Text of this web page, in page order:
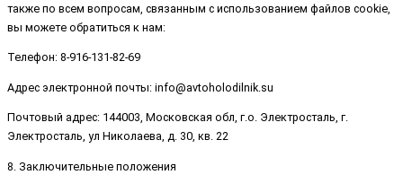
также по всем вопросам, связанным с использованием файлов cookie,
вы можете обратиться к нам:
Телефон: 8-916-131-82-69
Адрес электронной почты: info@avtoholodilnik.su
Почтовый адрес: 144003, Московская обл, г.о. Электросталь, г.
Электросталь, ул Николаева, д. 30, кв. 22
8. Заключительные положения